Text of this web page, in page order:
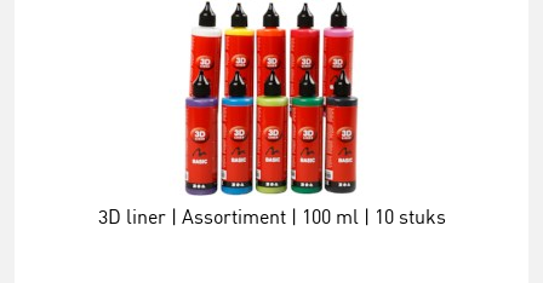
3D liner | Assortiment | 100 ml | 10 stuks